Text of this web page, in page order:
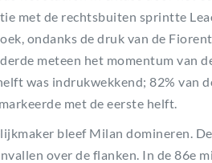
met de rechtsbuiten sprintte
ondanks de druk van de
meteen het momentum van
was indrukwekkend; 82% van
met de eerste helft.
bleef Milan domineren.
over de flanken. In de 86e